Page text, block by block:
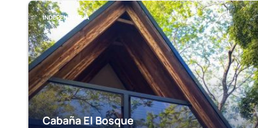
INDEPENDENCIA
Cabaña El Bosque